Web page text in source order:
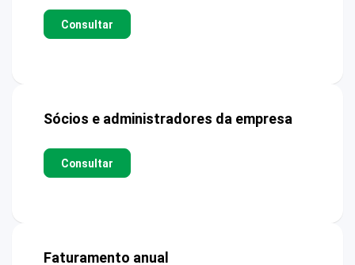
Consultar
Sócios e administradores da empresa
Consultar
Faturamento anual